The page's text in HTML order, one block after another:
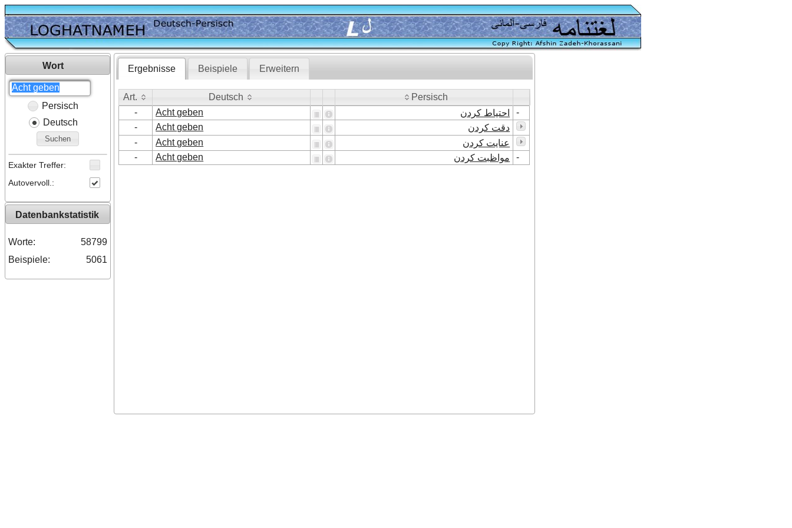
Wort
Persisch
Deutsch
Suchen
Exakter Treffer:
Autovervoll.:
Datenbankstatistik
Worte:
58799
Beispiele:
5061
Ergebnisse Beispiele Erweitern
Art. Deutsch
Persisch
Art.
- Acht geben احتیاط کردن
-
-
Acht geben
دقت کردن
-
Acht geben
عنایت کردن
-
Acht geben مواظبت کردن -